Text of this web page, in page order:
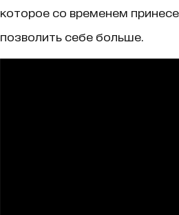
которое со временем
позволить себе больше.